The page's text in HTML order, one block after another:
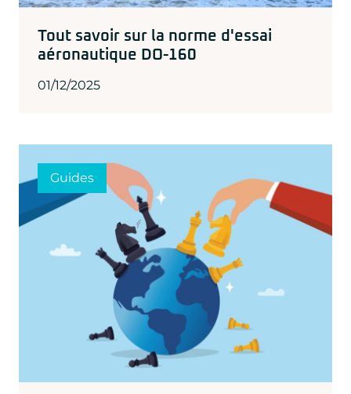
Tout savoir sur la norme d'essai
aéronautique DO-160
01/12/2025
Guides